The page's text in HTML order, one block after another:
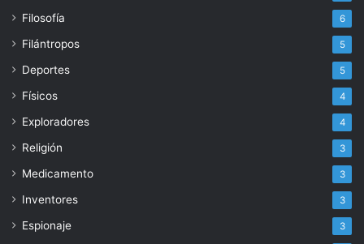
Filosofía 6
Filántropos 5
Deportes 5
Físicos 4
Exploradores 4
Religión 3
Medicamento 3
Inventores 3
Espionaje 3